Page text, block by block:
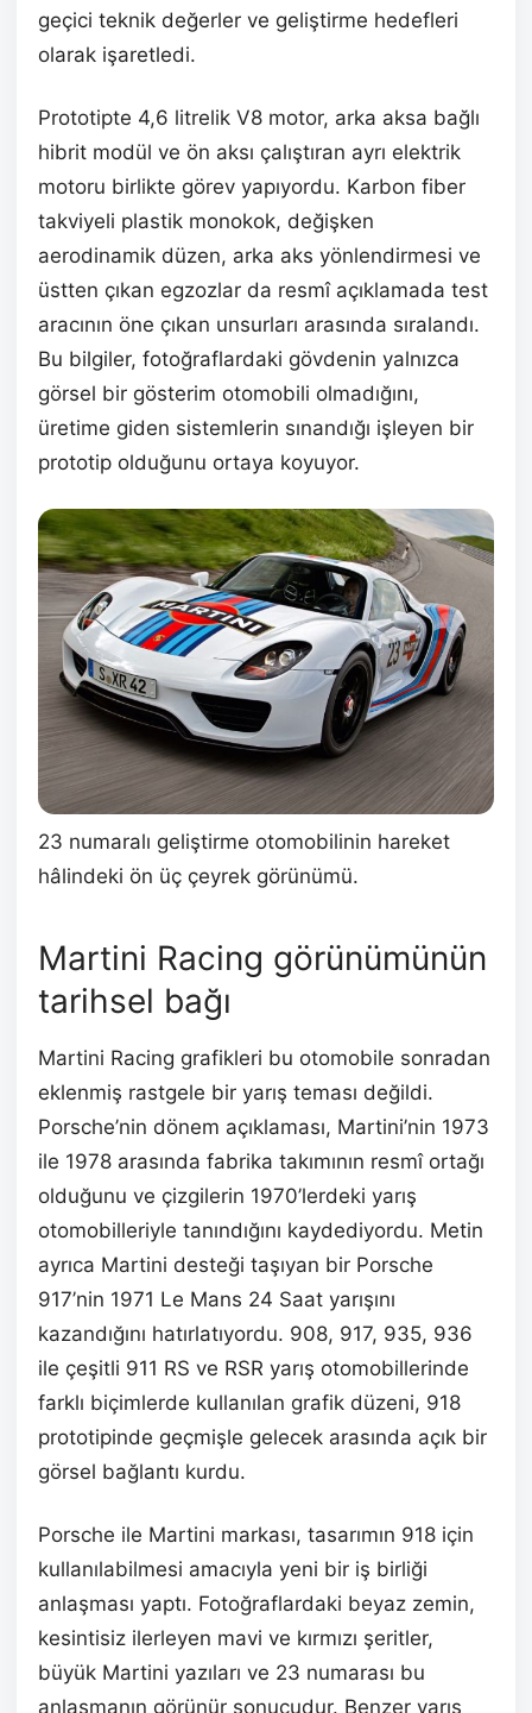
geçici teknik değerler ve geliştirme hedefleri
olarak işaretledi.
Prototipte 4,6 litrelik V8 motor, arka aksa bağlı
hibrit modül ve ön aksı çalıştıran ayrı elektrik
motoru birlikte görev yapıyordu. Karbon fiber
takviyeli plastik monokok, değişken
aerodinamik düzen, arka aks yönlendirmesi ve
üstten çıkan egzozlar da resmî açıklamada test
aracının öne çıkan unsurları arasında sıralandı.
Bu bilgiler, fotoğraflardaki gövdenin yalnızca
görsel bir gösterim otomobili olmadığını,
üretime giden sistemlerin sınandığı işleyen bir
prototip olduğunu ortaya koyuyor.
23 numaralı geliştirme otomobilinin hareket
hâlindeki ön üç çeyrek görünümü.
Martini Racing görünümünün
tarihsel bağı
Martini Racing grafikleri bu otomobile sonradan
eklenmiş rastgele bir yarış teması değildi.
Porsche’nin dönem açıklaması, Martini’nin 1973
ile 1978 arasında fabrika takımının resmî ortağı
olduğunu ve çizgilerin 1970’lerdeki yarış
otomobilleriyle tanındığını kaydediyordu. Metin
ayrıca Martini desteği taşıyan bir Porsche
917’nin 1971 Le Mans 24 Saat yarışını
kazandığını hatırlatıyordu. 908, 917, 935, 936
ile çeşitli 911 RS ve RSR yarış otomobillerinde
farklı biçimlerde kullanılan grafik düzeni, 918
prototipinde geçmişle gelecek arasında açık bir
görsel bağlantı kurdu.
Porsche ile Martini markası, tasarımın 918 için
kullanılabilmesi amacıyla yeni bir iş birliği
anlaşması yaptı. Fotoğraflardaki beyaz zemin,
kesintisiz ilerleyen mavi ve kırmızı şeritler,
büyük Martini yazıları ve 23 numarası bu
anlaşmanın görünür sonucudur. Benzer yarış